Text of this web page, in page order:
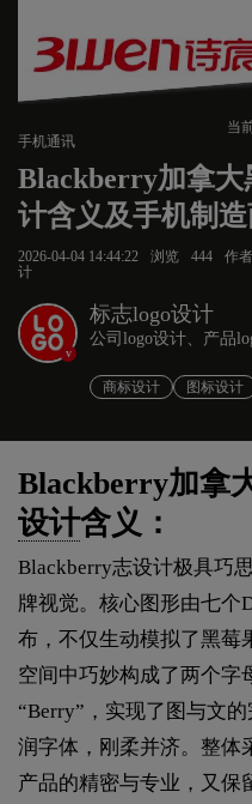
当
手机通讯
Blackberry加拿大
计含义及手机制
2026-04-04 14:44:22 浏览 444 作者
计
v
标志logo设计
公司logo设计、产品
商标设计 图标设计
Blackberry加拿
设计含义：
Blackberry志设计极具巧
牌视觉。核心图形由七个
布，不仅生动模拟了黑莓
空间中巧妙构成了两个字
“Berry”，实现了图与文
润字体，刚柔并济。整体
产品的精密与专业，又保